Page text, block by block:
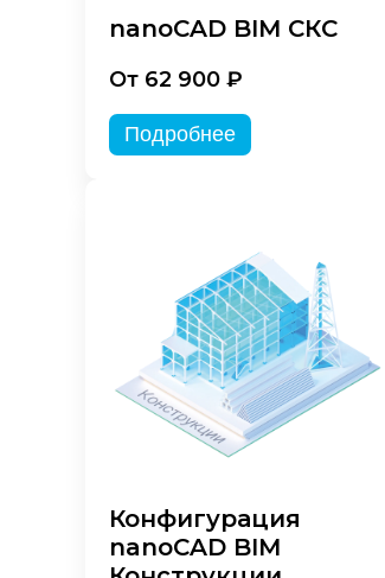
nanoCAD BIM СКС
От 62 900 ₽
Подробнее
Конфигурация
nanoCAD BIM